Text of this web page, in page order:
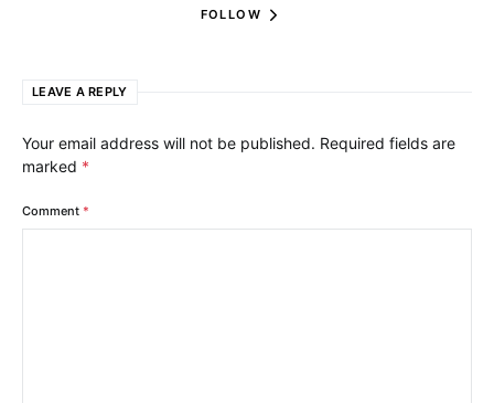
FOLLOW
LEAVE A REPLY
Your email address will not be published. Required fields are
marked *
Comment *